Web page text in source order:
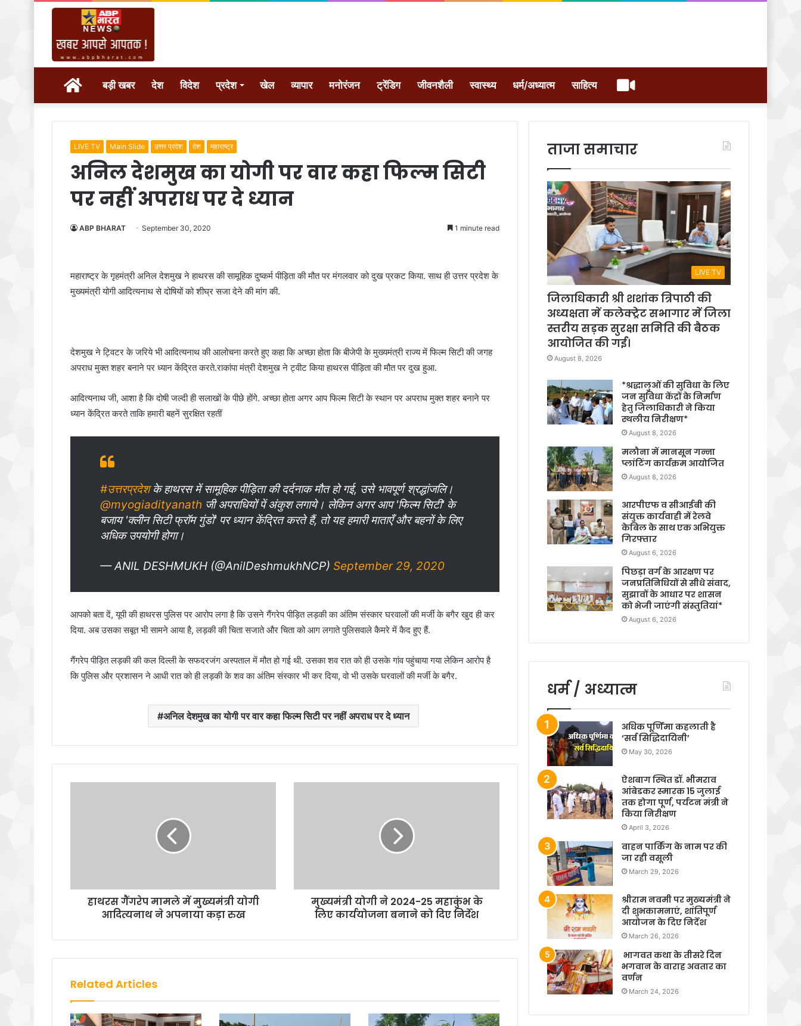
होम बड़ी खबर देश विदेश प्रदेश खेल व्यापार मनोरंजन ट्रेंडिग जीवनशैली स्वास्थ्य धर्म/अध्यात्म साहित्य वीडियो
LIVE TV Main Slide उत्तर प्रदेश देश महाराष्ट्र
अनिल देशमुख का योगी पर वार कहा फिल्म सिटी
पर नहीं अपराध पर दे ध्यान
ABP BHARAT September 30, 2020 1 minute read
महाराष्ट्र के गृहमंत्री अनिल देशमुख ने हाथरस की सामूहिक दुष्कर्म पीड़िता की मौत पर मंगलवार को दुख प्रकट किया. साथ ही उत्तर प्रदेश के
मुख्यमंत्री योगी आदित्यनाथ से दोषियों को शीघ्र सजा देने की मांग की.
देशमुख ने ट्विटर के जरिये भी आदित्यनाथ की आलोचना करते हुए कहा कि अच्छा होता कि बीजेपी के मुख्यमंत्री राज्य में फिल्म सिटी की जगह
अपराध मुक्त शहर बनाने पर ध्यान केंद्रित करते.राकांपा मंत्री देशमुख ने ट्वीट किया हाथरस पीड़िता की मौत पर दुख हुआ.
आदित्यनाथ जी, आशा है कि दोषी जल्दी ही सलाखों के पीछे होंगे. अच्छा होता अगर आप फिल्म सिटी के स्थान पर अपराध मुक्त शहर बनाने पर
ध्यान केंद्रित करते ताकि हमारी बहनें सुरक्षित रहतीं
#उत्तरप्रदेशके हाथरस में सामूहिक पीड़िता की दर्दनाक मौत हो गई, उसे भावपूर्ण श्रद्धांजलि।
@myogiadityanath जी अपराधियों पें अंकुश लगाये। लेकिन अगर आप 'फिल्म सिटी' के
बजाय 'क्लीन सिटी फ्रॉम गुंडों' पर ध्यान केंद्रित करते हैं, तो यह हमारी माताएँ और बहनों के लिए
अधिक उपयोगी होगा।
— ANIL DESHMUKH (@AnilDeshmukhNCP) September 29, 2020
आपको बता दें, यूपी की हाथरस पुलिस पर आरोप लगा है कि उसने गैंगरेप पीड़ित लड़की का अंतिम संस्कार घरवालों की मर्जी के बगैर खुद ही कर
दिया. अब उसका सबूत भी सामने आया है, लड़की की चिता सजाते और चिता को आग लगाते पुलिसवाले कैमरे में कैद हुए हैं.
गैंगरेप पीड़ित लड़की की कल दिल्ली के सफदरजंग अस्पताल में मौत हो गई थी. उसका शव रात को ही उसके गांव पहुंचाया गया लेकिन आरोप है
कि पुलिस और प्रशासन ने आधी रात को ही लड़की के शव का अंतिम संस्कार भी कर दिया, वो भी उसके घरवालों की मर्जी के बगैर.
अनिल देशमुख का योगी पर वार कहा फिल्म सिटी पर नहीं अपराध पर दे ध्यान
हाथरस गैंगरेप मामले में मु्ख्यमंत्री योगी
आदित्यनाथ ने अपनाया कड़ा रुख
मुख्यमंत्री योगी ने 2024-25 महाकुंभ के
लिए कार्ययोजना बनाने को दिए निर्देश
Related Articles
ताजा समाचार
LIVE TV
जिलाधिकारी श्री शशांक त्रिपाठी की
अध्यक्षता में कलेक्ट्रेट सभागार में जिला
स्तरीय सड़क सुरक्षा समिति की बैठक
आयोजित की गई।
August 8, 2026
*श्रद्धालुओं की सुविधा के लिए
जन सुविधा केंद्रों के निर्माण
हेतु जिलाधिकारी ने किया
स्थलीय निरीक्षण*
August 8, 2026
मलौना में मानसून गन्ना
प्लांटिंग कार्यक्रम आयोजित
August 8, 2026
आरपीएफ व सीआईबी की
संयुक्त कार्यवाही में रेलवे
केबिल के साथ एक अभियुक्त
गिरफ्तार
August 6, 2026
पिछड़ा वर्ग के आरक्षण पर
जनप्रतिनिधियों से सीधे संवाद,
सुझावों के आधार पर शासन
को भेजी जाएंगी संस्तुतियां*
August 6, 2026
धर्म / अध्यात्म
अधिक पूर्णिमा कहलाती है
‘सर्व सिद्धिदायिनी’
May 30, 2026
ऐशबाग स्थित डॉ. भीमराव
आंबेडकर स्मारक 15 जुलाई
तक होगा पूर्ण, पर्यटन मंत्री ने
किया निरीक्षण
April 3, 2026
वाहन पार्किंग के नाम पर की
जा रही वसूली
March 29, 2026
श्रीराम नवमी पर मुख्यमंत्री ने
दी शुभकामनाएं, शांतिपूर्ण
आयोजन के दिए निर्देश
March 26, 2026
भागवत कथा के तीसरे दिन
भगवान के वाराह अवतार का
वर्णन
March 24, 2026